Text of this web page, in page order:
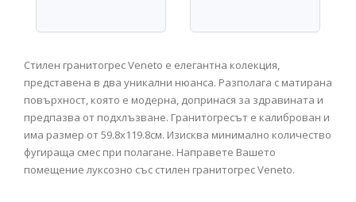
Стилен гранитогрес Veneto е елегантна колекция,
представена в два уникални нюанса. Разполага с матирана
повърхност, която е модерна, допринася за здравината и
предпазва от подхлъзване. Гранитогресът е калиброван и
има размер от 59.8x119.8см. Изисква минимално количество
фугираща смес при полагане. Направете Вашето
помещение луксозно със стилен гранитогрес Veneto.